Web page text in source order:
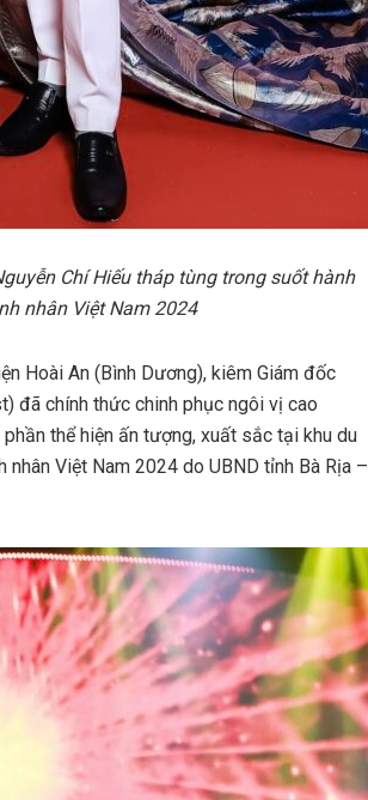
Chí Hiếu tháp tùng trong suốt hành
nhân Việt Nam 2024
Hoài An (Bình Dương), kiêm Giám đốc
đã chính thức chinh phục ngôi vị cao
thể hiện ấn tượng, xuất sắc tại khu du
nhân Việt Nam 2024 do UBND tỉnh Bà Rịa –